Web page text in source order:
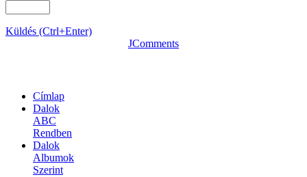
Küldés (Ctrl+Enter)
JComments
Címlap
Dalok
ABC
Rendben
Dalok
Albumok
Szerint